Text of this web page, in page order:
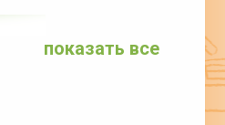
показать все